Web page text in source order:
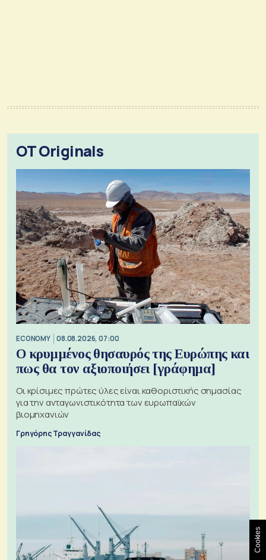
OT Originals
ECONOMY 08.08.2026, 07:00
Ο κρυμμένος θησαυρός της Ευρώπης και
πως θα τον αξιοποιήσει [γράφημα]
Οι κρίσιμες πρώτες ύλες είναι καθοριστικής σημασίας
για την ανταγωνιστικότητα των ευρωπαϊκών
βιομηχανιών
Γρηγόρης Τραγγανίδας
Cookies